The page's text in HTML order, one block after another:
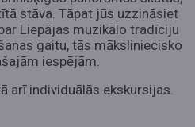
stāva. Tāpat jūs uzzināsiet
Liepājas muzikālo tradīciju
gaitu, tās māksliniecisko
iespējām.
arī individuālās ekskursijas.